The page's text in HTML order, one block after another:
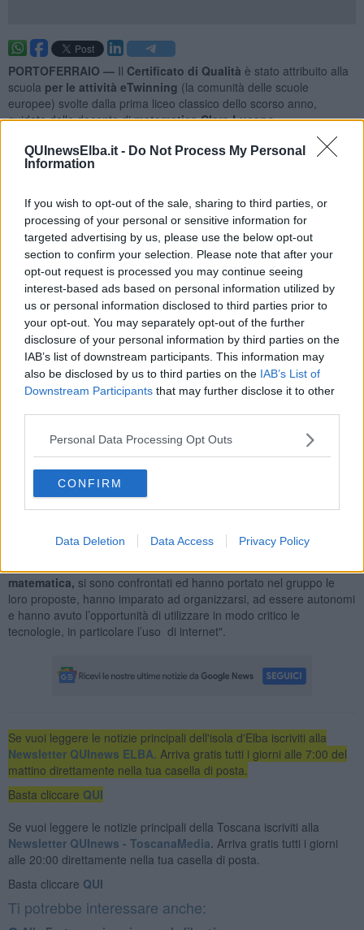
QUInewsElba.it - Do Not Process My Personal
Information
If you wish to opt-out of the sale, sharing to third parties, or
processing of your personal or sensitive information for
targeted advertising by us, please use the below opt-out
section to confirm your selection. Please note that after your
opt-out request is processed you may continue seeing
interest-based ads based on personal information utilized by
us or personal information disclosed to third parties prior to
your opt-out. You may separately opt-out of the further
disclosure of your personal information by third parties on the
IAB’s list of downstream participants. This information may
also be disclosed by us to third parties on the IAB’s List of
Downstream Participants that may further disclose it to other
Personal Data Processing Opt Outs
CONFIRM
Data Deletion Data Access Privacy Policy
PORTOFERRAIO — Il Certificato di Qualità è stato attribuito alla
scuola per le attività eTwinning (la comunità delle scuole
europee) svolte dalla prima liceo classico dello scorso anno,
guidate dalla docente dimatematica Clara Lucano.
Nel progetto,
denominato Find Phi
, sono stati coinvolti cinque
docenti: due italiani, due greci e uno rumeno. "Nel percorso
sezione aurea, partendo dalle conoscenze e dagli strumenti a
disposizione dei ragazzi.
Lo scopo di questo progetto è quello di avvicinare gli studenti al
concetto di sezione aurea non solo in Geometria e Matematica ma
anche inScienze, nell'Arte, nella Scultura, nell'Architettura.
Aver trovato un filo conduttore nel numero phi che unisce varie
discipline come scienze, biologia, matematica, storia dell'arte, ha
permesso agli studenti diconsiderare come i diversi aspetti di
concreto, cioè la sezione aurea".
Nella realizzazione del progetto, attraverso didattiche innovative, gli
studenti hanno anchemigliorato le loro competenze
informatiche e quelle linguistiche, grazie all'aiuto e al
supporto dell'insegnante di inglese.
agli obiettivi trasversali: gli studenti hanno assaporato davvero il
gusto di imparare facendo, e, divisi nei piccoli gruppi, hanno
matematica, si sono confrontati ed hanno portato nel gruppo le
loro proposte, hanno imparato ad organizzarsi, ad essere autonomi
e hanno avuto l’opportunità di utilizzare in modo critico le
tecnologie, in particolare l’uso di internet".
Se vuoi leggere le notizie principali dell'isola d'Elba iscriviti alla
Newsletter QUInews ELBA. Arriva gratis tutti i giorni alle 7:00 del
mattino direttamente nella tua casella di posta.
Basta cliccare QUI
Se vuoi leggere le notizie principali della Toscana iscriviti alla
Newsletter QUInews - ToscanaMedia. Arriva gratis tutti i giorni
alle 20:00 direttamente nella tua casella di posta.
Basta cliccare QUI
Ti potrebbe interessare anche: